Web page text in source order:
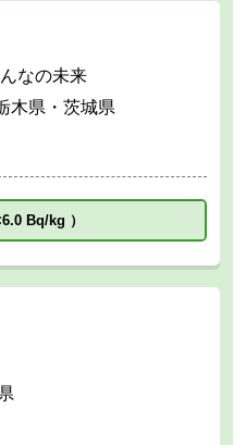
なの未来
木県・茨城県
Bq/kg ）